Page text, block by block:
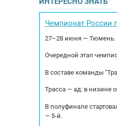
Чемпионат России
27–28 июня — Тюмень.
Очередной этап
В составе команды
Трасса — ад: в низине
В полуфинале
— 5-й.